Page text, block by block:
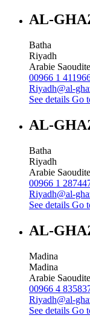
AL-
Batha
Riyadh
Arabie Saoudite
00966 1
Riyadh@al-
See details Go
AL-
Batha
Riyadh
Arabie Saoudite
00966 1
Riyadh@al-
See details Go
AL-
Madina
Madina
Arabie Saoudite
00966 4
Riyadh@al-
See details Go